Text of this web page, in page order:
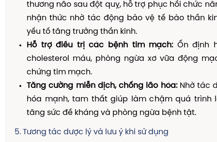
thương não sau đột quỵ, hỗ trợ phục hồi chức
nhận thức nhờ tác động bảo vệ tế bào thần
yếu tố tăng trưởng thần kinh.
Hỗ trợ điều trị các bệnh tim mạch:Ổn định
cholesterol máu, phòng ngừa xơ vữa động
chứng tim mạch.
Tăng cường miễn dịch, chống lão hóa:Nhờ tác
hóa mạnh, tam thất giúp làm chậm quá trình
tăng sức đề kháng và phòng ngừa bệnh tật.
5. Tương tác dược lý và lưu ý khi sử dụng